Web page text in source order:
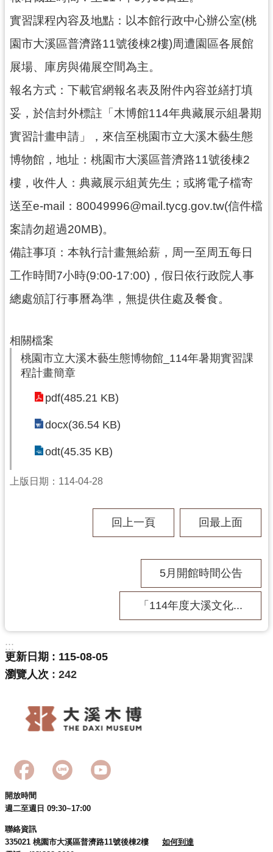
博
訊
息
公
告
志
工
園
地
出
版
品
文
創
品
頁
桃
隱
私
權
全
政
政
府
網
站
實習課程內容及地點：以本館行政中心辦公室(桃
園市大溪區普濟路11號後棟2樓)周遭園區各展館
展場、庫房與備展空間為主。
報名方式：下載官網報名表及附件內容並繕打填
妥，於信封外標註「木博館114年典藏展示組暑期
實習計畫申請」，來信至桃園市立大溪木藝生態
博物館，地址：桃園市大溪區普濟路11號後棟2
樓，收件人：典藏展示組黃先生；或將電子檔寄
送至e-mail：80049996@mail.tycg.gov.tw(信件檔
案請勿超過20MB)。
備註事項：本執行計畫無給薪，周一至周五每日
工作時間7小時(9:00-17:00)，假日依行政院人事
總處頒訂行事曆為準，無提供住處及餐食。
相關檔案
桃園市立大溪木藝生態博物館_114年暑期實習課
程計畫簡章
pdf(485.21 KB)
docx(36.54 KB)
odt(45.35 KB)
上版日期：114-04-28
回上一頁 回最上面
5月開館時間公告
「114年度大溪文化...
:::
更新日期
115-08-05
瀏覽人次
242
開放時間
週二至週日 09:30~17:00
聯絡資訊
335021 桃園市大溪區普濟路11號後棟2樓
如何到達